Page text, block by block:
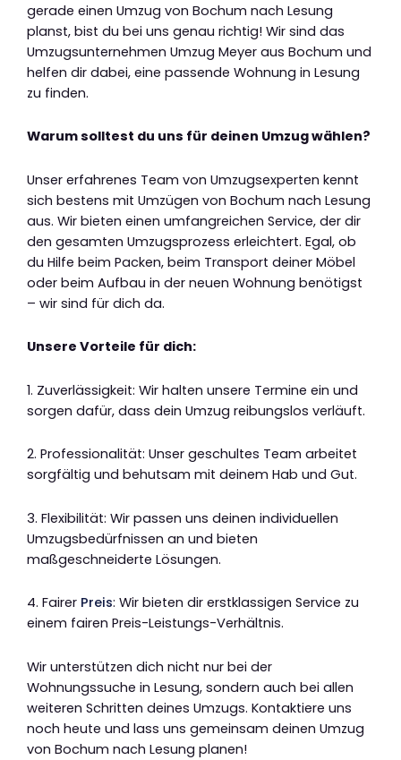
gerade einen Umzug von Bochum nach Lesung
planst, bist du bei uns genau richtig! Wir sind das
Umzugsunternehmen Umzug Meyer aus Bochum und
helfen dir dabei, eine passende Wohnung in Lesung
zu finden.
Warum solltest du uns für deinen Umzug wählen?
Unser erfahrenes Team von Umzugsexperten kennt
sich bestens mit Umzügen von Bochum nach Lesung
aus. Wir bieten einen umfangreichen Service, der dir
den gesamten Umzugsprozess erleichtert. Egal, ob
du Hilfe beim Packen, beim Transport deiner Möbel
oder beim Aufbau in der neuen Wohnung benötigst
– wir sind für dich da.
Unsere Vorteile für dich:
1. Zuverlässigkeit: Wir halten unsere Termine ein und
sorgen dafür, dass dein Umzug reibungslos verläuft.
2. Professionalität: Unser geschultes Team arbeitet
sorgfältig und behutsam mit deinem Hab und Gut.
3. Flexibilität: Wir passen uns deinen individuellen
Umzugsbedürfnissen an und bieten
maßgeschneiderte Lösungen.
4. Fairer Preis: Wir bieten dir erstklassigen Service zu
einem fairen Preis-Leistungs-Verhältnis.
Wir unterstützen dich nicht nur bei der
Wohnungssuche in Lesung, sondern auch bei allen
weiteren Schritten deines Umzugs. Kontaktiere uns
noch heute und lass uns gemeinsam deinen Umzug
von Bochum nach Lesung planen!